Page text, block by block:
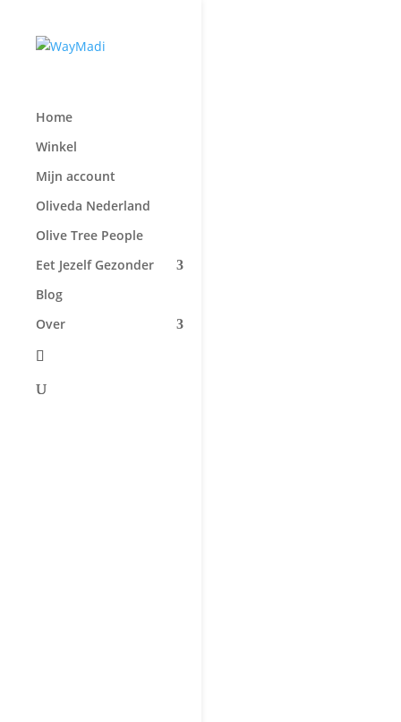
Home
Winkel
Mijn account
Oliveda Nederland
Olive Tree People
Eet Jezelf Gezonder
Blog
Over